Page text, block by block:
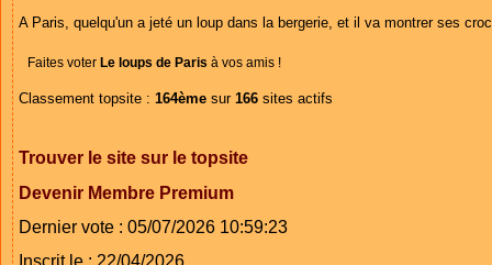
A Paris, quelqu'un a jeté un loup dans la bergerie, et il va montrer ses
Faites voter Le loups de Paris à vos amis !
Classement topsite : 164ème sur 166 sites actifs
Trouver le site sur le topsite
Devenir Membre Premium
Dernier vote : 05/07/2026 10:59:23